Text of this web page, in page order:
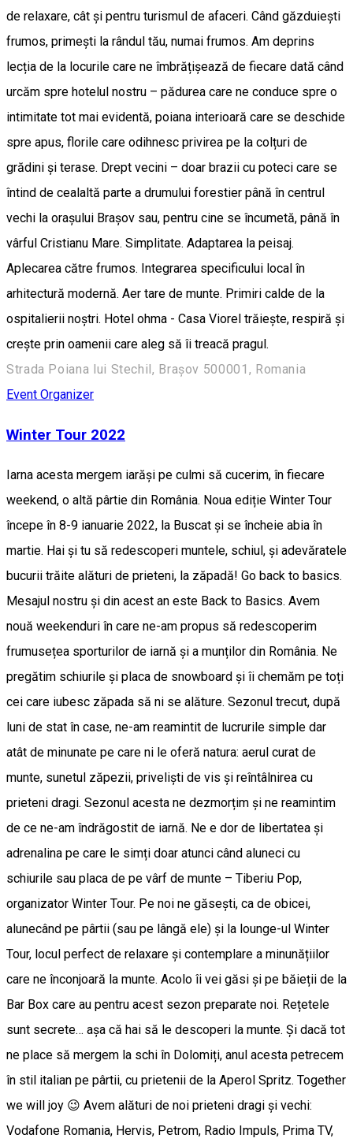
de relaxare, cât și pentru turismul de afaceri. Când găzduiești
frumos, primești la rândul tău, numai frumos. Am deprins
lecția de la locurile care ne îmbrățișează de fiecare dată când
urcăm spre hotelul nostru – pădurea care ne conduce spre o
intimitate tot mai evidentă, poiana interioară care se deschide
spre apus, florile care odihnesc privirea pe la colțuri de
grădini și terase. Drept vecini – doar brazii cu poteci care se
întind de cealaltă parte a drumului forestier până în centrul
vechi la orașului Brașov sau, pentru cine se încumetă, până în
vârful Cristianu Mare. Simplitate. Adaptarea la peisaj.
Aplecarea către frumos. Integrarea specificului local în
arhitectură modernă. Aer tare de munte. Primiri calde de la
ospitalierii noștri. Hotel ohma - Casa Viorel trăiește, respiră și
crește prin oamenii care aleg să îi treacă pragul.
Strada Poiana lui Stechil, Brașov 500001, Romania
Event Organizer
Winter Tour 2022
Iarna acesta mergem iarăși pe culmi să cucerim, în fiecare
weekend, o altă pârtie din România. Noua ediție Winter Tour
începe în 8-9 ianuarie 2022, la Buscat și se încheie abia în
martie. Hai și tu să redescoperi muntele, schiul, și adevăratele
bucurii trăite alături de prieteni, la zăpadă! Go back to basics.
Mesajul nostru și din acest an este Back to Basics. Avem
nouă weekenduri în care ne-am propus să redescoperim
frumusețea sporturilor de iarnă și a munților din România. Ne
pregătim schiurile și placa de snowboard și îi chemăm pe toți
cei care iubesc zăpada să ni se alăture. Sezonul trecut, după
luni de stat în case, ne-am reamintit de lucrurile simple dar
atât de minunate pe care ni le oferă natura: aerul curat de
munte, sunetul zăpezii, priveliști de vis și reîntâlnirea cu
prieteni dragi. Sezonul acesta ne dezmorțim și ne reamintim
de ce ne-am îndrăgostit de iarnă. Ne e dor de libertatea și
adrenalina pe care le simți doar atunci când aluneci cu
schiurile sau placa de pe vârf de munte – Tiberiu Pop,
organizator Winter Tour. Pe noi ne găsești, ca de obicei,
alunecând pe pârtii (sau pe lângă ele) și la lounge-ul Winter
Tour, locul perfect de relaxare și contemplare a minunățiilor
care ne înconjoară la munte. Acolo îi vei găsi și pe băieții de la
Bar Box care au pentru acest sezon preparate noi. Rețetele
sunt secrete… așa că hai să le descoperi la munte. Și dacă tot
ne place să mergem la schi în Dolomiți, anul acesta petrecem
în stil italian pe pârtii, cu prietenii de la Aperol Spritz. Together
we will joy 😉 Avem alături de noi prieteni dragi și vechi:
Vodafone Romania, Hervis, Petrom, Radio Impuls, Prima TV,